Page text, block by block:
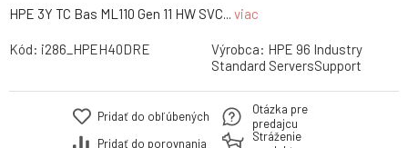
HPE 3Y TC Bas ML110 Gen 11 HW SVC... viac
Kód: i286_HPEH40DRE Výrobca: HPE 96 Industry
Standard ServersSupport
Pridať do obľúbených
Pridať do porovnania
Otázka pre
predajcu
Stráženie